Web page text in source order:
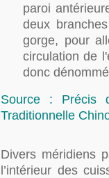
paroi
deux
gorge, pour
circulation de
donc
Source : Précis
Traditionnelle
Divers méridiens
l’intérieur des